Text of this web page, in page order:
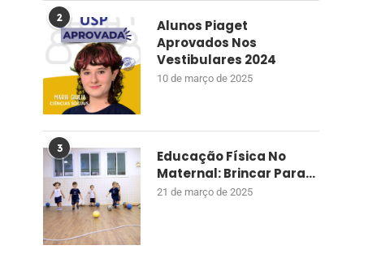
2
Alunos Piaget
Aprovados Nos
Vestibulares 2024
10 de março de 2025
3
Educação Física No
Maternal: Brincar Para...
21 de março de 2025